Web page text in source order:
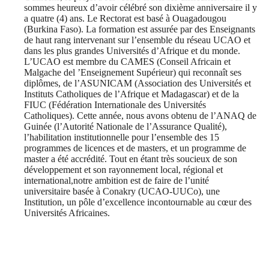
sommes heureux d’avoir célébré son dixième anniversaire il y
a quatre (4) ans. Le Rectorat est basé à Ouagadougou
(Burkina Faso). La formation est assurée par des Enseignants
de haut rang intervenant sur l’ensemble du réseau UCAO et
dans les plus grandes Universités d’Afrique et du monde.
L’UCAO est membre du CAMES (Conseil Africain et
Malgache del ’Enseignement Supérieur) qui reconnaît ses
diplômes, de l’ASUNICAM (Association des Universités et
Instituts Catholiques de l’Afrique et Madagascar) et de la
FIUC (Fédération Internationale des Universités
Catholiques). Cette année, nous avons obtenu de l’ANAQ de
Guinée (l’Autorité Nationale de l’Assurance Qualité),
l’habilitation institutionnelle pour l’ensemble des 15
programmes de licences et de masters, et un programme de
master a été accrédité. Tout en étant très soucieux de son
développement et son rayonnement local, régional et
international,notre ambition est de faire de l’unité
universitaire basée à Conakry (UCAO-UUCo), une
Institution, un pôle d’excellence incontournable au cœur des
Universités Africaines.